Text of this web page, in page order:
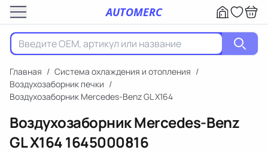
AUTOMERC
Главная / Система охлаждения и отопления /
Воздухозаборник печки /
Воздухозаборник Mercedes-Benz GL X164
Воздухозаборник Mercedes-Benz
GL X1641645000816